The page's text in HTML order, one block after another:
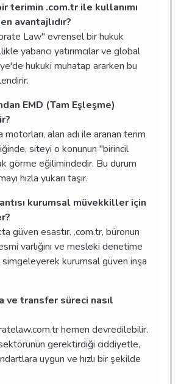
terimin .com.tr ile kullanımı
avantajlıdır?
Law" evrensel bir hukuk
yabancı yatırımcılar ve global
hukuki muhatap ararken bu
EMD (Tam Eşleşme)
alan adı ile aranan terim
siteyi o konunun "birincil
görme eğilimindedir. Bu durum
hızla yukarı taşır.
kurumsal müvekkiller için
güven esastır. .com.tr, büronun
varlığını ve mesleki denetime
kurumsal güven inşa
ve transfer süreci nasıl
hemen devredilebilir.
gerektirdiği ciddiyetle,
uygun ve hızlı bir şekilde